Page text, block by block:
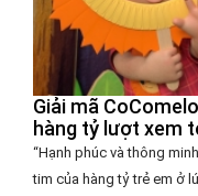
Giải mã
hàng tỷ lượt xem
“Hạnh phúc và thông
tim của hàng tỷ trẻ em ở